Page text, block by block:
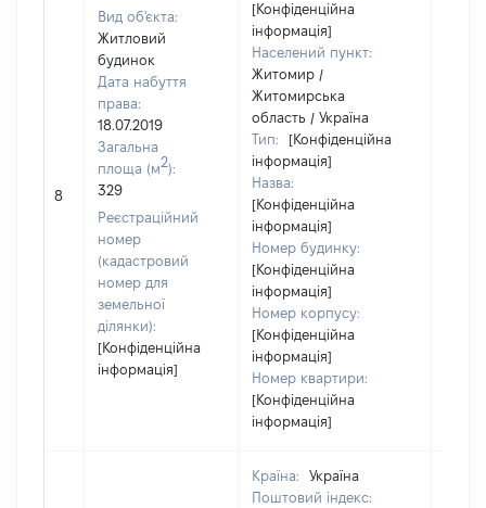
8
Вид об'єкта:
Житловий
будинок
Дата набуття
права:
18.07.2019
Загальна
площа (м2):
329
Реєстраційний
номер
(кадастровий
номер для
земельної
ділянки):
[Конфіденційна
інформація]
[Конфіденційна
інформація]
Населений пункт:
Житомир /
Житомирська
область / Україна
Тип:
[Конфіденційна
інформація]
Назва:
[Конфіденційна
інформація]
Номер будинку:
[Конфіденційна
інформація]
Номер корпусу:
[Конфіденційна
інформація]
Номер квартири:
[Конфіденційна
інформація]
Країна:
Україна
Поштовий індекс: